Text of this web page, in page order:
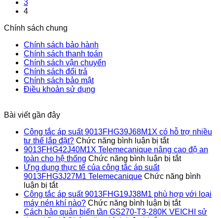
3
4
Chính sách chung
Chính sách bảo hành
Chính sách thanh toán
Chính sách vận chuyển
Chính sách đổi trả
Chính sách bảo mật
Điều khoản sử dụng
Bài viết gần đây
Công tắc áp suất 9013FHG39J68M1X có hỗ trợ nhiều
tư thế lắp đặt? Chức năng bình luận bị tắtở
Công
tắc
suất
có
hỗ
trợ
9013FHG42J40M1X Telemecanique nâng cao độ an
toàn cho hệ thống Chức năng bình luận bị tắtở
cao
độ
an
Ứng dụng thực tế của công tắc áp suất
9013FHG3J27M1 Telemecanique Chức năng bình
luận bị tắtở
Ứng
dụng
thực
Công tắc áp suất 9013FHG19J38M1 phù hợp với loại
máy nén khí nào? Chức năng bình luận bị tắtở
Công
Cách bảo quản biến tần GS270-T3-280K VEICHI sử